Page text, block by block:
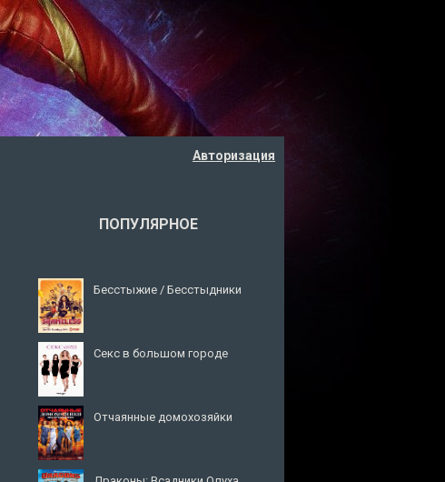
Авторизация
ПОПУЛЯРНОЕ
Бесстыжие / Бесстыдники
Секс в большом городе
Отчаянные домохозяйки